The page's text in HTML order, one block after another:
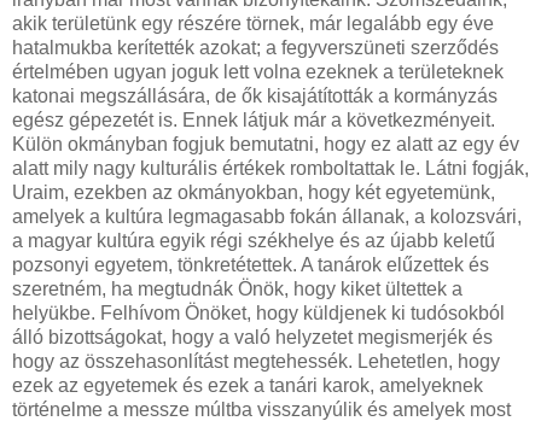
akik területünk egy részére törnek, már legalább egy éve
hatalmukba kerítették azokat; a fegyverszüneti szerződés
értelmében ugyan joguk lett volna ezeknek a területeknek
katonai megszállására, de ők kisajátították a kormányzás
egész gépezetét is. Ennek látjuk már a következményeit.
Külön okmányban fogjuk bemutatni, hogy ez alatt az egy év
alatt mily nagy kulturális értékek romboltattak le. Látni fogják,
Uraim, ezekben az okmányokban, hogy két egyetemünk,
amelyek a kultúra legmagasabb fokán állanak, a kolozsvári,
a magyar kultúra egyik régi székhelye és az újabb keletű
pozsonyi egyetem, tönkretétettek. A tanárok elűzettek és
szeretném, ha megtudnák Önök, hogy kiket ültettek a
helyükbe. Felhívom Önöket, hogy küldjenek ki tudósokból
álló bizottságokat, hogy a való helyzetet megismerjék és
hogy az összehasonlítást megtehessék. Lehetetlen, hogy
ezek az egyetemek és ezek a tanári karok, amelyeknek
történelme a messze múltba visszanyúlik és amelyek most